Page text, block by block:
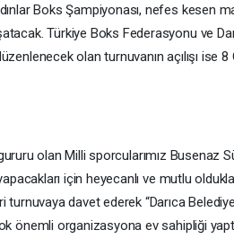
Boks Şampiyonası, nefes kesen
Türkiye Boks Federasyonu ve
olan turnuvanın açılışı ise
olan Milli sporcularımız Busenaz
için heyecanlı ve mutlu
turnuvaya davet ederek “Darıca
önemli organizasyona ev sahipliği